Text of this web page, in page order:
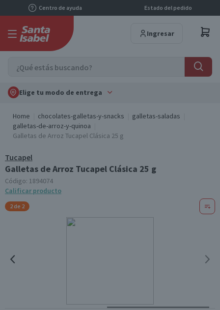
Centro de ayuda Estado del pedido
Ingresar
Elige tu modo de entrega
Home chocolates-galletas-y-snacks
galletas-saladas
galletas-de-arroz-y-quinoa
Galletas de Arroz Tucapel Clásica 25 g
Tucapel
Galletas de Arroz Tucapel Clásica 25 g
Código: 1894074
Calificar producto
2 de 2